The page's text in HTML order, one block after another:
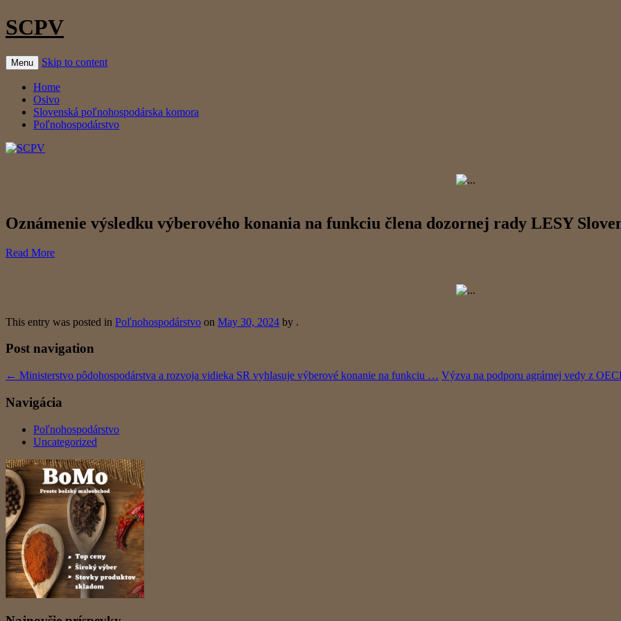
SCPV
Menu Skip to content
Home
Osivo
Slovenská poľnohospodárska komora
Poľnohospodárstvo
Oznámenie výsledku výberového konania na funkciu člena dozornej rady LESY
Read More
This entry was posted in Poľnohospodárstvo on May 30, 2024 by .
Post navigation
← Ministerstvo pôdohospodárstva a rozvoja vidieka SR vyhlasuje výberové konanie na funkciu … Výzva na podporu agrárnej vedy z
Navigácia
Poľnohospodárstvo
Uncategorized